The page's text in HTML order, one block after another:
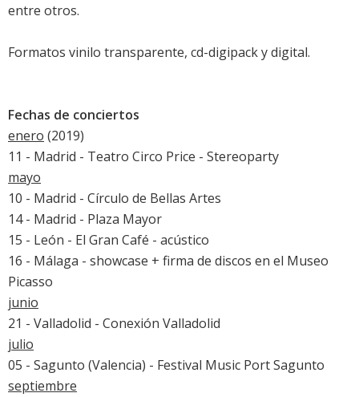
entre otros.
Formatos vinilo transparente, cd-digipack y digital.
Fechas de conciertos
enero (2019)
11 - Madrid - Teatro Circo Price - Stereoparty
mayo
10 - Madrid - Círculo de Bellas Artes
14 - Madrid - Plaza Mayor
15 - León - El Gran Café - acústico
16 - Málaga - showcase + firma de discos en el Museo
Picasso
junio
21 - Valladolid - Conexión Valladolid
julio
05 - Sagunto (Valencia) - Festival Music Port Sagunto
septiembre